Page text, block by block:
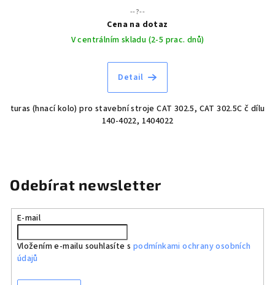
--?--
Cena na dotaz
V centrálním skladu (2-5 prac. dnů)
Detail
turas (hnací kolo) pro stavební stroje CAT 302.5, CAT 302.5C č dílu
140-4022, 1404022
Odebírat newsletter
E-mail
Vložením e-mailu souhlasíte s podmínkami ochrany osobních
údajů